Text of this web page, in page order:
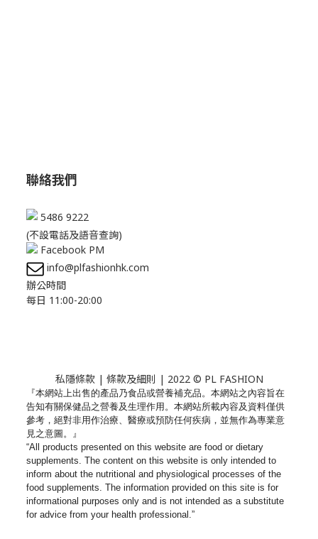
聯絡我們
5486 9222
(不設電話及語音查詢)
Facebook PM
info@plfashionhk.com
辦公時間
每日 11:00-20:00
私隱條款| 條款及細則 | 2022 © PL FASHION
『本網站上出售的產品乃食品或營養補充品。 本網站之內容旨在
告知有關保健品之營養及生理作用。 本網站所載內容及資料僅供
參考，絕對非用作治療、 醫療或預防任何疾病，並無作為專業意
見之意圖。』
“All products presented on this website are food or dietary
supplements. The content on this website is only intended to
inform about the nutritional and physiological processes of the
food supplements. The information provided on this site is for
informational purposes only and is not intended as a substitute
for advice from your health professional.”